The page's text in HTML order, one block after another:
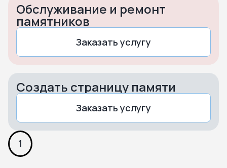
Обслуживание и ремонт
памятников
Заказать услугу
Создать страницу памяти
Заказать услугу
1